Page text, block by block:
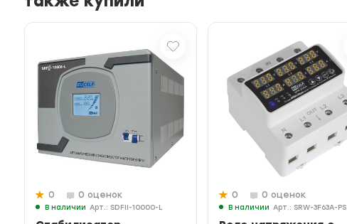
0 0 оценок
В наличии Арт.: SDFII-10000-L
0 0 оценок
В наличии Арт.: SRW-3F63A-PS